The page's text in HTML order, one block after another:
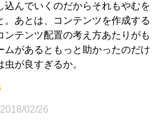
んでいくのだからそれもやむを
。あとは、コンテンツを作成する
ンテンツ配置の考え方あたりがも
ムがあるともっと助かったのだけ
が良すぎるか。
2018/02/26